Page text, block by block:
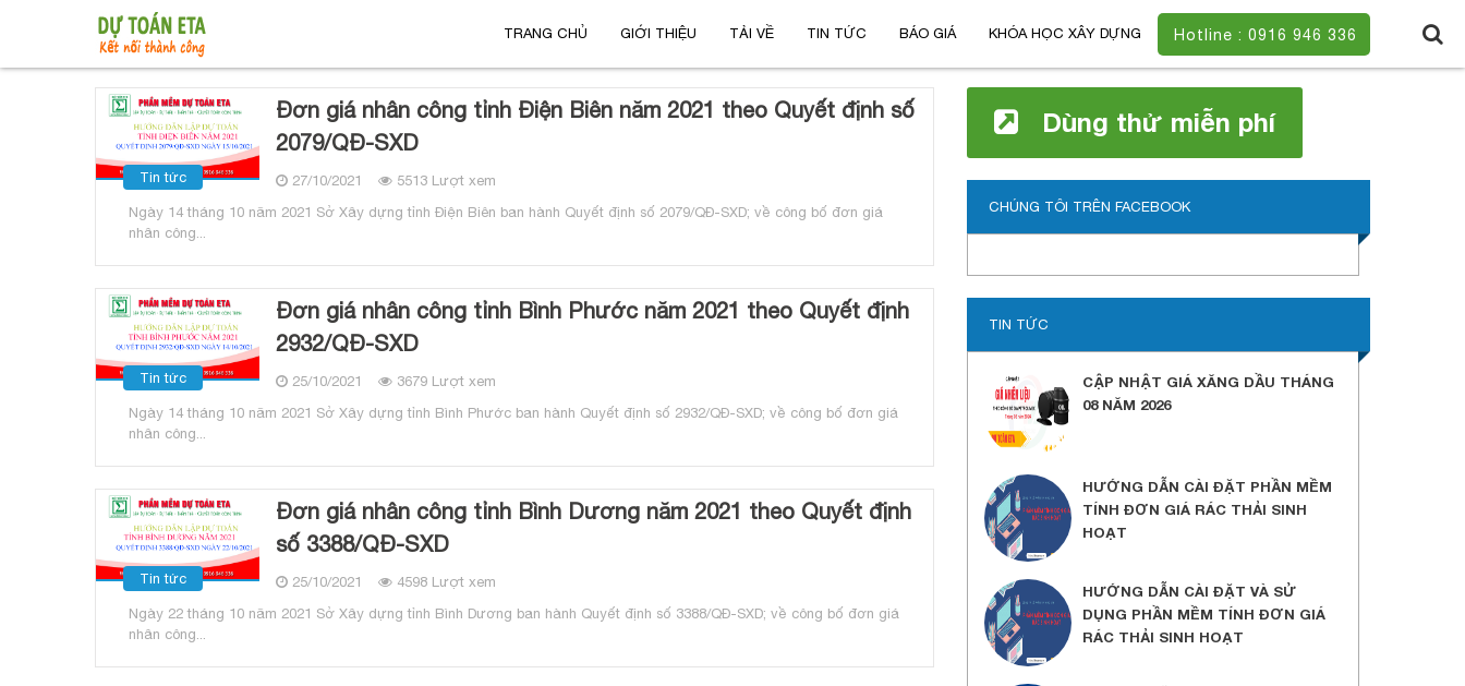
TRANG CHỦ GIỚI THIỆU TẢI VỀ TIN TỨC BÁO GIÁ KHÓA HỌC XÂY DỰNG Hotline : 0916 946 336
Tin tức
Đơn giá nhân công tỉnh Điện Biên năm 2021 theo Quyết định số
2079/QĐ-SXD
27/10/2021
5513 Lượt xem
Ngày 14 tháng 10 năm 2021 Sở Xây dựng tỉnh Điện Biên ban hành Quyết định số 2079/QĐ-SXD; về công bố đơn giá
nhân công...
Tin tức
Đơn giá nhân công tỉnh Bình Phước năm 2021 theo Quyết định
2932/QĐ-SXD
25/10/2021
3679 Lượt xem
Ngày 14 tháng 10 năm 2021 Sở Xây dựng tỉnh Bình Phước ban hành Quyết định số 2932/QĐ-SXD; về công bố đơn giá
nhân công...
Tin tức
Đơn giá nhân công tỉnh Bình Dương năm 2021 theo Quyết định
số 3388/QĐ-SXD
25/10/2021
4598 Lượt xem
Ngày 22 tháng 10 năm 2021 Sở Xây dựng tỉnh Bình Dương ban hành Quyết định số 3388/QĐ-SXD; về công bố đơn giá
nhân công...
Dùng thử miễn phí
CHÚNG TÔI TRÊN FACEBOOK
TIN TỨC
CẬP NHẬT GIÁ XĂNG DẦU THÁNG
08 NĂM 2026
HƯỚNG DẪN CÀI ĐẶT PHẦN MỀM
TÍNH ĐƠN GIÁ RÁC THẢI SINH
HOẠT
HƯỚNG DẪN CÀI ĐẶT VÀ SỬ
DỤNG PHẦN MỀM TÍNH ĐƠN GIÁ
RÁC THẢI SINH HOẠT